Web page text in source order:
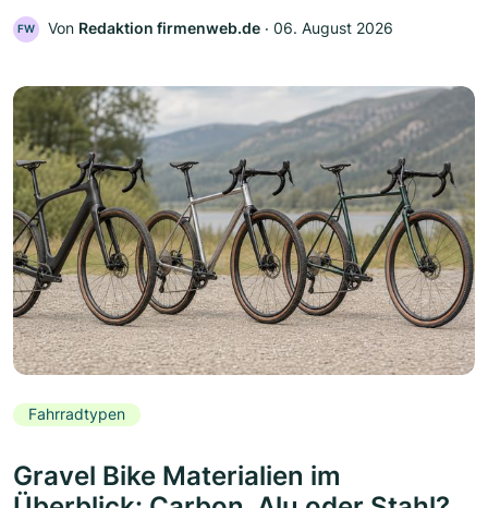
FW Von Redaktion firmenweb.de ‧ 06. August 2026
Fahrradtypen
Gravel Bike Materialien im